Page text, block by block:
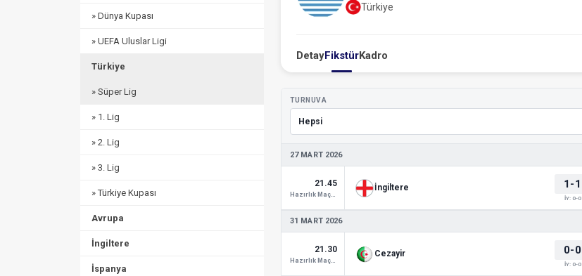
» Dünya Kupası
» UEFA Uluslar Ligi
Türkiye
» Süper Lig
» 1. Lig
» 2. Lig
» 3. Lig
» Türkiye Kupası
Avrupa
İngiltere
İspanya
Türkiye
DetayFikstürKadro
TURNUVA
27 MART 2026
21.45 İngiltere 1-1
İY: 0-0
31 MART 2026
21.30 Cezayir 0-0
İY: 0-0